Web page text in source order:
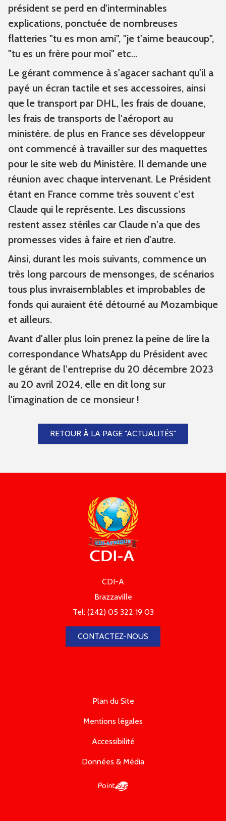
président se perd en d'interminables
explications, ponctuée de nombreuses
flatteries "tu es mon ami", "je t'aime beaucoup",
"tu es un frère pour moi" etc...
Le gérant commence à s'agacer sachant qu'il a
payé un écran tactile et ses accessoires, ainsi
que le transport par DHL, les frais de douane,
les frais de transports de l'aéroport au
ministère. de plus en France ses développeur
ont commencé à travailler sur des maquettes
pour le site web du Ministère. Il demande une
réunion avec chaque intervenant. Le Président
étant en France comme très souvent c'est
Claude qui le représente. Les discussions
restent assez stériles car Claude n'a que des
promesses vides à faire et rien d'autre.
Ainsi, durant les mois suivants, commence un
très long parcours de mensonges, de scénarios
tous plus invraisemblables et improbables de
fonds qui auraient été détourné au Mozambique
et ailleurs.
Avant d'aller plus loin prenez la peine de lire la
correspondance WhatsApp du Président avec
le gérant de l'entreprise du 20 décembre 2023
au 20 avril 2024, elle en dit long sur
l'imagination de ce monsieur !
RETOUR À LA PAGE "ACTUALITÉS"
CDI-A
Brazzaville
Tel: (242) 05 322 19 03
CONTACTEZ-NOUS
Plan du Site
Mentions légales
Accessibilité
Données & Média